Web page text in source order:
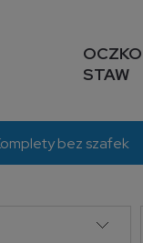
STAW
bez szafek